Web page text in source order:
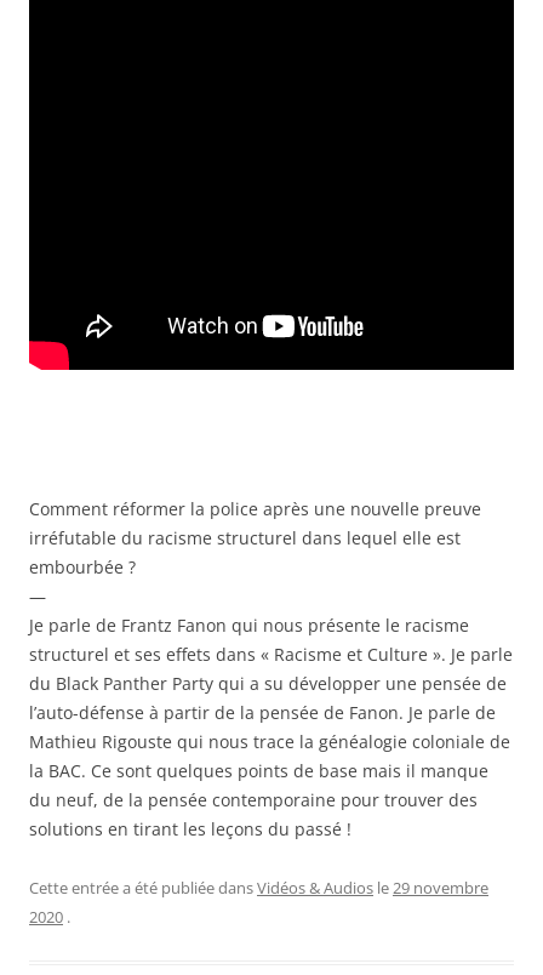
Comment réformer la police après une nouvelle preuve
irréfutable du racisme structurel dans lequel elle est
embourbée ?
—
Je parle de Frantz Fanon qui nous présente le racisme
structurel et ses effets dans « Racisme et Culture ». Je parle
du Black Panther Party qui a su développer une pensée de
l’auto-défense à partir de la pensée de Fanon. Je parle de
Mathieu Rigouste qui nous trace la généalogie coloniale de
la BAC. Ce sont quelques points de base mais il manque
du neuf, de la pensée contemporaine pour trouver des
solutions en tirant les leçons du passé !
Cette entrée a été publiée dansVidéos & Audios le29 novembre
2020 .